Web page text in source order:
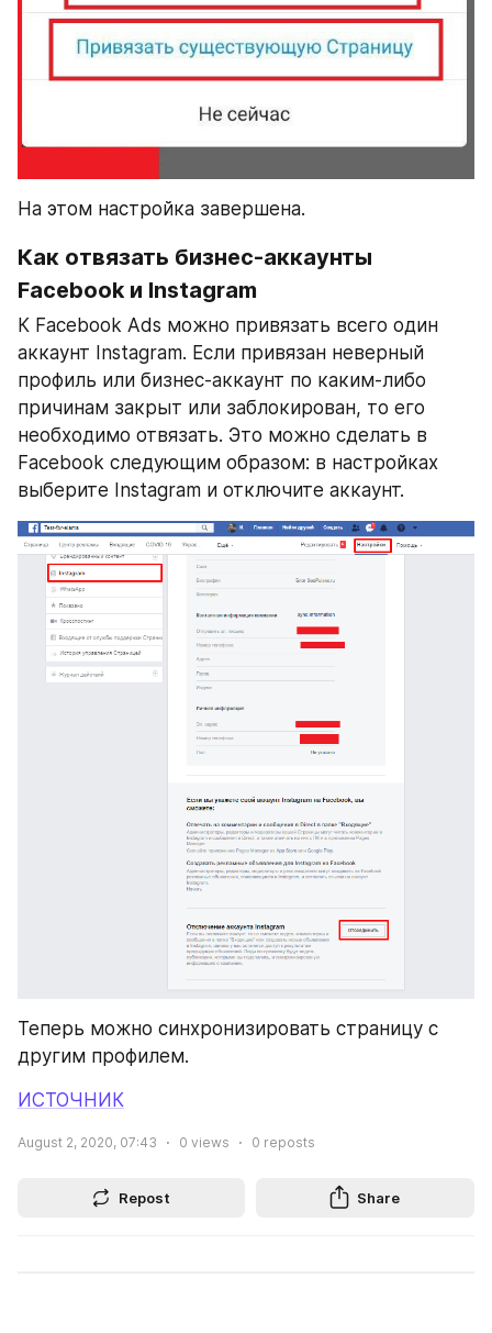
На этом настройка завершена.
Как отвязать бизнес-аккаунты
Facebook и Instagram
К Facebook Ads можно привязать всего один
аккаунт Instagram. Если привязан неверный
профиль или бизнес-аккаунт по каким-либо
причинам закрыт или заблокирован, то его
необходимо отвязать. Это можно сделать в
Facebook следующим образом: в настройках
выберите Instagram и отключите аккаунт.
Теперь можно синхронизировать страницу с
другим профилем.
ИСТОЧНИК
August 2, 2020, 07:43 0 views 0 reposts
Repost Share